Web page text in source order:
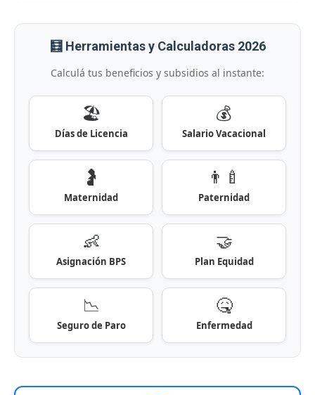
🧮 Herramientas y Calculadoras 2026
Calculá tus beneficios y subsidios al instante:
🏖️
Días de Licencia
💰
Salario Vacacional
🤰
Maternidad
👨‍🍼
Paternidad
👶
Asignación BPS
🤝
Plan Equidad
📉
Seguro de Paro
🤒
Enfermedad